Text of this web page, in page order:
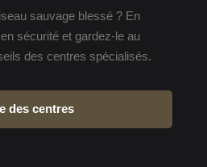
sauvage blessé ? En
sécurité et gardez-le au
des centres spécialisés.
des centres